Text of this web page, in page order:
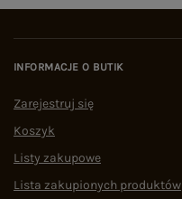
INFORMACJE O BUTIK
Zarejestruj się
Koszyk
Listy zakupowe
Lista zakupionych produktów